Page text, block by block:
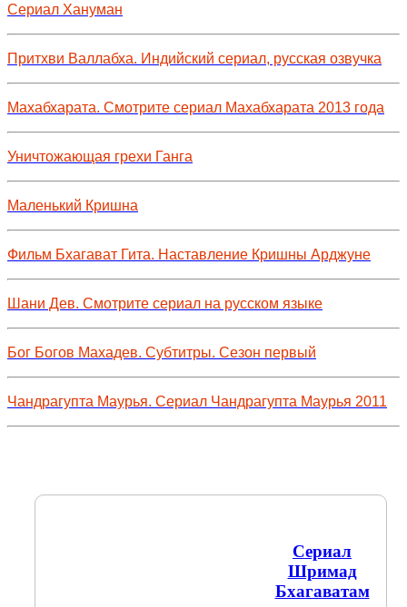
Сериал Хануман
Притхви Валлабха. Индийский сериал, русская озвучка
Махабхарата. Смотрите сериал Махабхарата 2013 года
Уничтожающая грехи Ганга
Маленький Кришна
Фильм Бхагават Гита. Наставление Кришны Арджуне
Шани Дев. Смотрите сериал на русском языке
Бог Богов Махадев. Субтитры. Сезон первый
Чандрагупта Маурья. Сериал Чандрагупта Маурья 2011
Сериал
Шримад
Бхагаватам